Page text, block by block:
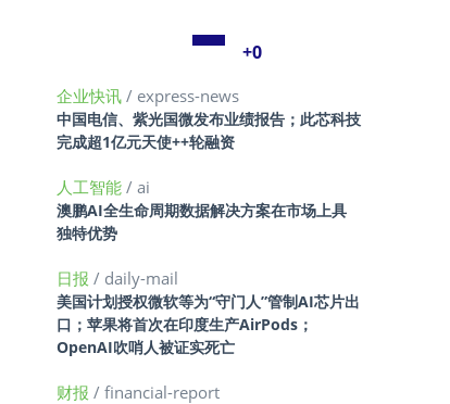
+0
企业快讯 / express-news
中国电信、紫光国微发布业绩报告；此芯科技
完成超1亿元天使++轮融资
人工智能 / ai
澳鹏AI全生命周期数据解决方案在市场上具
独特优势
日报 / daily-mail
美国计划授权微软等为“守门人”管制AI芯片出
口；苹果将首次在印度生产AirPods；
OpenAI吹哨人被证实死亡
财报 / financial-report